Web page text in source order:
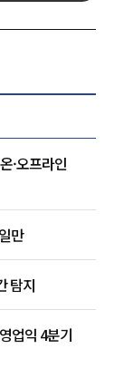
·오프라인
만
탐지
업익 4분기